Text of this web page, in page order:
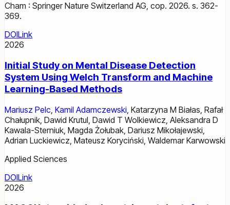
Cham : Springer Nature Switzerland AG, cop. 2026. s. 362-
369.
DOILink
2026
Initial Study on Mental Disease Detection
System Using Welch Transform and Machine
Learning-Based Methods
Mariusz Pelc Kamil Adamczewski Katarzyna M Białas Rafał
Chałupnik Dawid Krutul Dawid T Wolkiewicz Aleksandra D
Kawala-Sterniuk Magda Żołubak Dariusz Mikołajewski
Adrian Luckiewicz Mateusz Koryciński Waldemar Karwowski
Applied Sciences
DOILink
2026